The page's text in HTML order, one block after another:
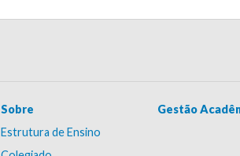
Sobre
Estrutura de Ensino
Gestão